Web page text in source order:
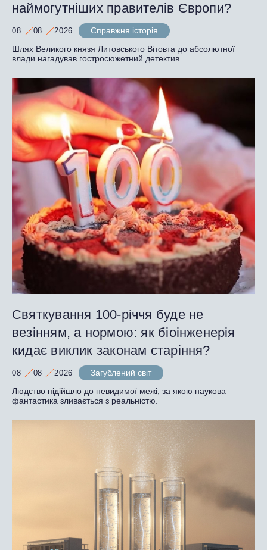
наймогутніших правителів Європи?
08 08 2026
Справжня історія
Шлях Великого князя Литовського Вітовта до абсолютної
влади нагадував гостросюжетний детектив.
Святкування 100-річчя буде не
везінням, а нормою: як біоінженерія
кидає виклик законам старіння?
08 08 2026
Загублений світ
Людство підійшло до невидимої межі, за якою наукова
фантастика зливається з реальністю.